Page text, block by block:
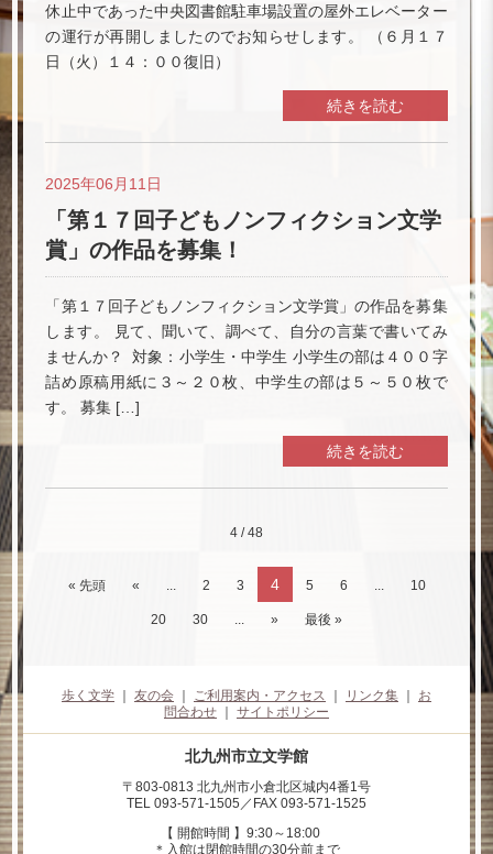
休止中であった中央図書館駐車場設置の屋外エレベーター
の運行が再開しましたのでお知らせします。 （６月１７
日（火）１４：００復旧）
続きを読む
2025年06月11日
「第１７回子どもノンフィクション文学
賞」の作品を募集！
「第１７回子どもノンフィクション文学賞」の作品を募集
します。 見て、聞いて、調べて、自分の言葉で書いてみ
ませんか？ 対象：小学生・中学生 小学生の部は４００字
詰め原稿用紙に３～２０枚、中学生の部は５～５０枚で
す。 募集 […]
続きを読む
4 / 48
« 先頭 « ... 2 3 4 5 6 ... 10
20 30 ... » 最後 »
歩く文学 友の会 ご利用案内・アクセス リンク集
お
問合わせ
サイトポリシー
北九州市立文学館
〒803-0813 北九州市小倉北区城内4番1号
TEL 093-571-1505／FAX 093-571-1525
【 開館時間 】9:30～18:00
＊入館は閉館時間の30分前まで